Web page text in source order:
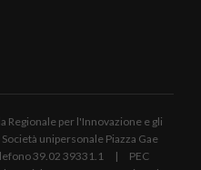
per l'Innovazione e gli
unipersonale Piazza Gae
39.02 39331.1 | PEC